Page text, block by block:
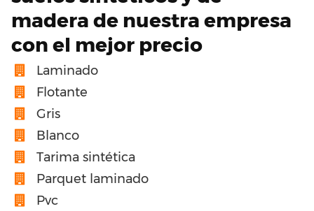
madera de nuestra empresa
con el mejor precio
Laminado
Flotante
Gris
Blanco
Tarima sintética
Parquet laminado
Pvc